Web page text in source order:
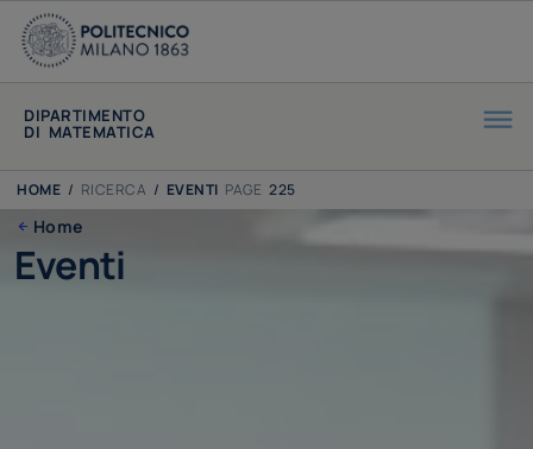
DIPARTIMENTO
DI MATEMATICA
HOME / RICERCA / EVENTI PAGE 225
Home
Eventi